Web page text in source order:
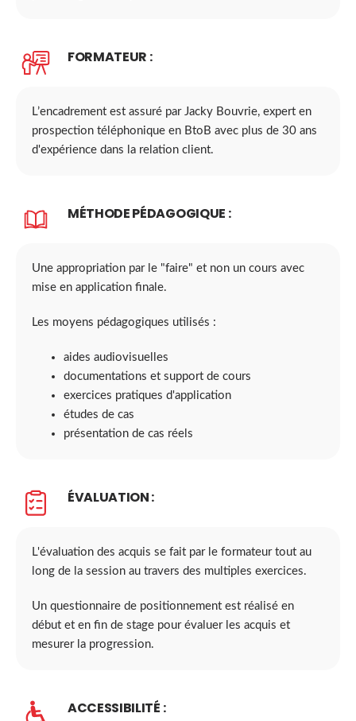
FORMATEUR :
L’encadrement est assuré par Jacky Bouvrie, expert en
prospection téléphonique en BtoB avec plus de 30 ans
d'expérience dans la relation client.
MÉTHODE PÉDAGOGIQUE :
Une appropriation par le "faire" et non un cours avec
mise en application finale.
Les moyens pédagogiques utilisés :
aides audiovisuelles
documentations et support de cours
exercices pratiques d'application
études de cas
présentation de cas réels
ÉVALUATION :
L'évaluation des acquis se fait par le formateur tout au
long de la session au travers des multiples exercices.
Un questionnaire de positionnement est réalisé en
début et en fin de stage pour évaluer les acquis et
mesurer la progression.
ACCESSIBILITÉ :